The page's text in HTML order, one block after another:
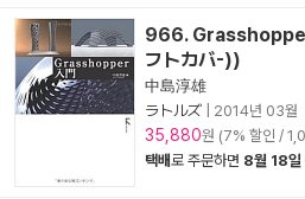
966.
フトカバ-))
中島淳雄
ラトルズ
2014년 03월
35,880원 (7% 할인 /
택배로 주문하면 8월 18일